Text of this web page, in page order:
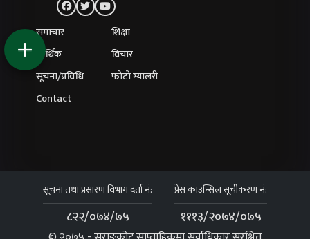
समाचार
शिक्षा
आर्थिक
विचार
सूचना/प्रविधि
फोटो ग्यालरी
Contact
सूचना तथा प्रसारण विभाग दर्ता नं:
८२२/०७४/७५
प्रेस काउन्सिल सूचीकरण नं:
१११३/२०७४/०७५